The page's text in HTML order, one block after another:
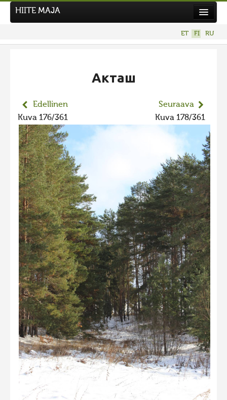
Hiite kuvavõistlus 2026
Hiisien kuvakilpailu 2025
2025 kuvakilpailu lisä
Liikuvad kuvad 2025
Hiisien kuvakilpailu 2024
2024 kuvakilpailu lisä
Liikkuvat kuvat 2024
Hiisien kuvakilpailu 2023
2023 kuvakilpailu lisä
Liikkuvat kuvat 2023
Hiite kuvavõistlus 2022
Hiite kuvavõistlus 2022 lisa
Liikkuvat kuvat 2022
Hiite kuvavõistlus 2021
Liikkuvat kuvat 2021
Hiite kuvavõistlus 2020
Liikkuvat kuvat 2020
Hiite kuvavõistlus 2019
HIITE MAJA
ET FI RU
Акташ
Edellinen
Kuva 176/361
Seuraava
Kuva 178/361